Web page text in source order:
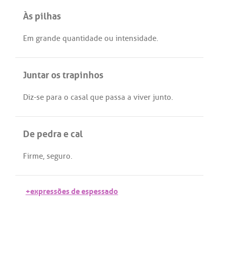
Às pilhas
Em grande quantidade ou intensidade.
Juntar os trapinhos
Diz-se para o casal que passa a viver junto.
De pedra e cal
Firme, seguro.
+expressões de espessado